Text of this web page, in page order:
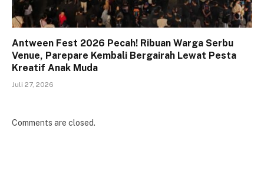
Antween Fest 2026 Pecah! Ribuan Warga Serbu
Venue, Parepare Kembali Bergairah Lewat Pesta
Kreatif Anak Muda
Juli 27, 2026
Comments are closed.